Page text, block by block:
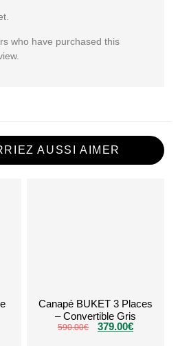
who have purchased this
AUSSI AIMER
Canapé BUKET 3 Places
– Convertible Gris
590.00€ 379.00€